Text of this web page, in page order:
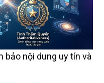
bảo nội dung uy tín và